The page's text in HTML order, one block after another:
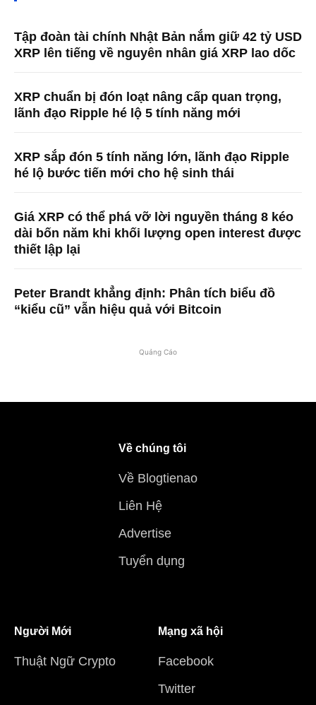
Tập đoàn tài chính Nhật Bản nắm giữ 42 tỷ USD
XRP lên tiếng về nguyên nhân giá XRP lao dốc
XRP chuẩn bị đón loạt nâng cấp quan trọng,
lãnh đạo Ripple hé lộ 5 tính năng mới
XRP sắp đón 5 tính năng lớn, lãnh đạo Ripple
hé lộ bước tiến mới cho hệ sinh thái
Giá XRP có thể phá vỡ lời nguyền tháng 8 kéo
dài bốn năm khi khối lượng open interest được
thiết lập lại
Peter Brandt khẳng định: Phân tích biểu đồ
“kiểu cũ” vẫn hiệu quả với Bitcoin
Quảng Cáo
Về chúng tôi
Về Blogtienao
Liên Hệ
Advertise
Tuyển dụng
Người Mới
Thuật Ngữ Crypto
Mạng xã hội
Facebook
Twitter